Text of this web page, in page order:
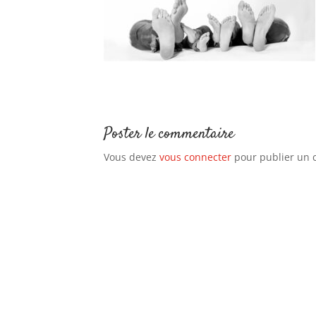
Poster le commentaire
Vous devez vous connecter pour publier un